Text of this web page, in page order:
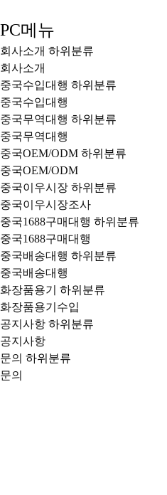
PC메뉴
회사소개 하위분류
회사소개
중국수입대행 하위분류
중국수입대행
중국무역대행 하위분류
중국무역대행
중국OEM/ODM 하위분류
중국OEM/ODM
중국이우시장 하위분류
중국이우시장조사
중국1688구매대행 하위분류
중국1688구매대행
중국배송대행 하위분류
중국배송대행
화장품용기
하위분류
화장품용기수입
공지사항 하위분류
공지사항
문의 하위분류
문의